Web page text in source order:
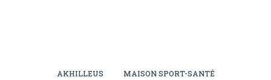
AKHILLEUS MAISON SPORT-SANTÉ